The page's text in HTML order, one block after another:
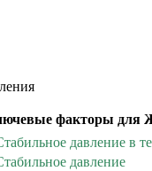
факторы для
давление в
давление